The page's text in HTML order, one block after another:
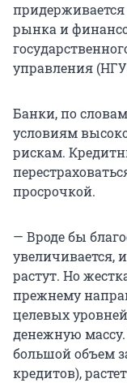
рынка и
управления
Банки, по
условиям
рискам.
просрочкой.
— Вроде бы
увеличивается,
растут. Но
прежнему
целевых
денежную
большой объем
кредитов),